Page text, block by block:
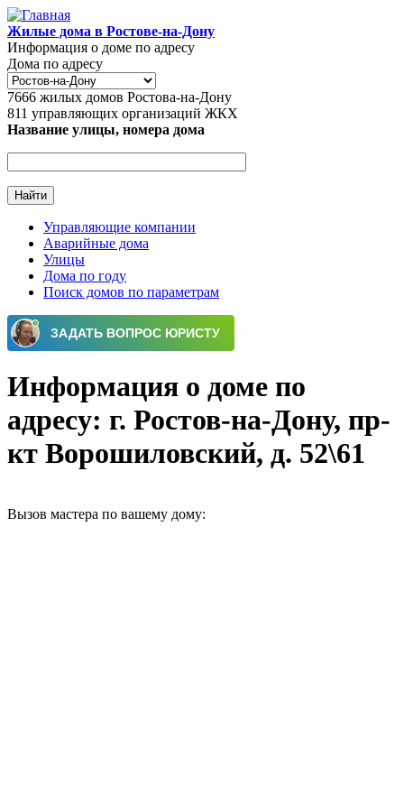
Перейти к основному содержанию
Жилые дома в Ростове-на-Дону
Информация о доме по адресу
Дома по адресу
7666 жилых домов Ростова-на-Дону
811 управляющих организаций ЖКХ
Название улицы, номера дома
Главное меню
Управляющие компании
Аварийные дома
Улицы
Дома по году
Поиск домов по параметрам
Информация о доме по
адресу: г. Ростов-на-Дону, пр-
кт Ворошиловский, д. 52\61
Вызов мастера по вашему дому: